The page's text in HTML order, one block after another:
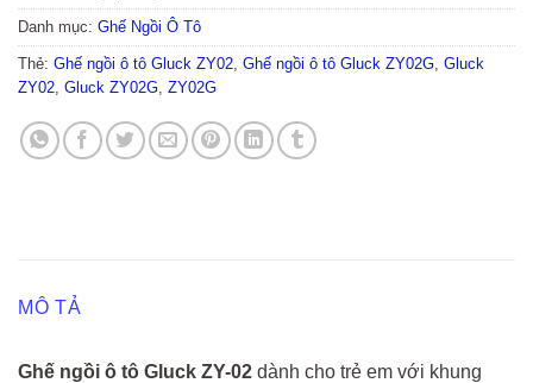
Danh mục: Ghế Ngồi Ô Tô
Thẻ: Ghế ngồi ô tô Gluck ZY02 Ghế ngồi ô tô Gluck ZY02G Gluck
ZY02 Gluck ZY02G ZY02G
MÔ TẢ
Ghế ngồi ô tô Gluck ZY-02 dành cho trẻ em với khung